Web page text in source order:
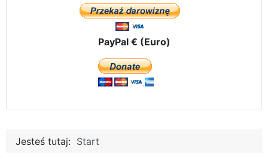
PayPal € (Euro)
Jesteś tutaj: Start